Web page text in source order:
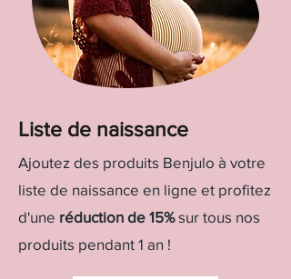
Liste de naissance
Ajoutez des produits Benjulo à votre
liste de naissance en ligne et profitez
d'une réduction de 15%sur tous nos
produits pendant 1 an !